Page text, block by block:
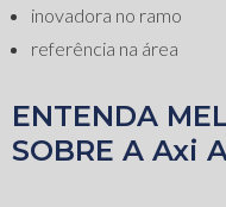
inovadora no ramo
referência na área
ENTENDA
SOBRE A Axi